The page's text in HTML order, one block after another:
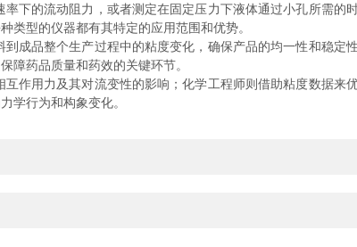
的流动阻力，或者测定在固定压力下液体通过小孔所需的
类型的仪器都有其特定的应用范围和优势。
品整个生产过程中的粘度变化，确保产品的均一性和稳定
障药品质量和药效的关键环节。
用力及其对流变性的影响；化学工程师则借助粘度数据来
学行为和构象变化。